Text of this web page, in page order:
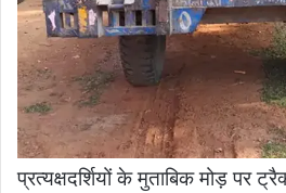
प्रत्यक्षदर्शियों के मुताबिक मोड़ पर